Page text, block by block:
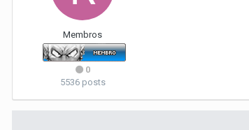
Membros
0
5536 posts